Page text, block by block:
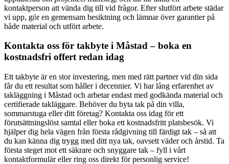
kontaktperson att vända dig till vid frågor. Efter slutfört arbete städar
vi upp, gör en gemensam besiktning och lämnar över garantier på
både material och utfört arbete.
Kontakta oss för takbyte i Måstad – boka en
kostnadsfri offert redan idag
Ett takbyte är en stor investering, men med rätt partner vid din sida
får du ett resultat som håller i decennier. Vi har lång erfarenhet av
takläggning i Måstad och arbetar endast med godkända material och
certifierade takläggare. Behöver du byta tak på din villa,
sommarstuga eller ditt företag? Kontakta oss idag för ett
förutsättningslöst samtal eller boka ett kostnadsfritt platsbesök. Vi
hjälper dig hela vägen från första rådgivning till färdigt tak – så att
du kan känna dig trygg med ditt nya tak, oavsett väder och årstid. Ta
första steget mot ett säkrare och snyggare tak – fyll i vårt
kontaktformulär eller ring oss direkt för personlig service!